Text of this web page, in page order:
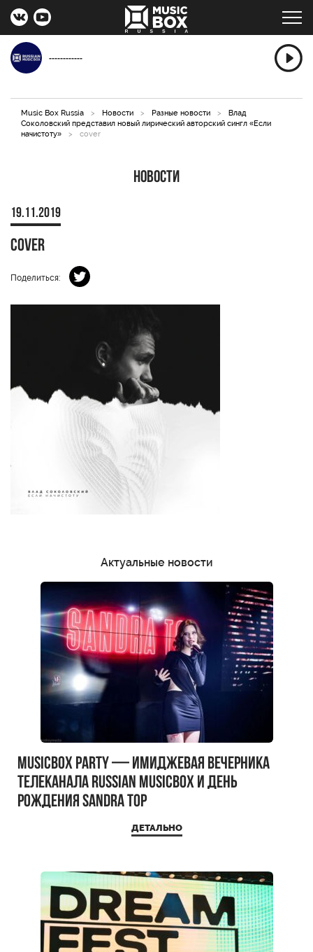
------------
Music Box Russia > Новости > Разные новости >
Влад
Соколовский представил новый лирический авторский сингл «Если
начистоту»
> cover
Новости
19.11.2019
cover
Поделиться:
Актуальные новости
MUSICBOX PARTY — имиджевая вечерника
телеканала RUSSIAN MUSICBOX и день
рождения Sandra Top
ДЕТАЛЬНО